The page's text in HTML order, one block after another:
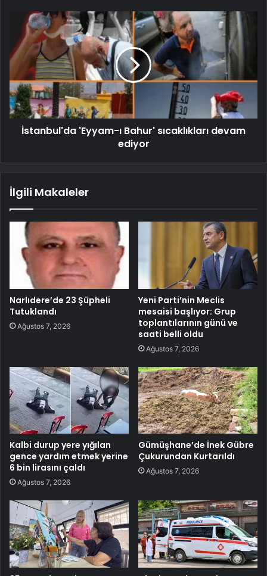
İstanbul'da 'Eyyam-ı Bahur' sıcaklıkları devam
ediyor
İlgili Makaleler
Narlıdere’de 23 Şüpheli
Tutuklandı
Ağustos 7, 2026
Yeni Parti’nin Meclis
mesaisi başlıyor: Grup
toplantılarının günü ve
saati belli oldu
Ağustos 7, 2026
Kalbi durup yere yığılan
gence yardım etmek yerine
6 bin lirasını çaldı
Ağustos 7, 2026
Gümüşhane’de İnek Gübre
Çukurundan Kurtarıldı
Ağustos 7, 2026